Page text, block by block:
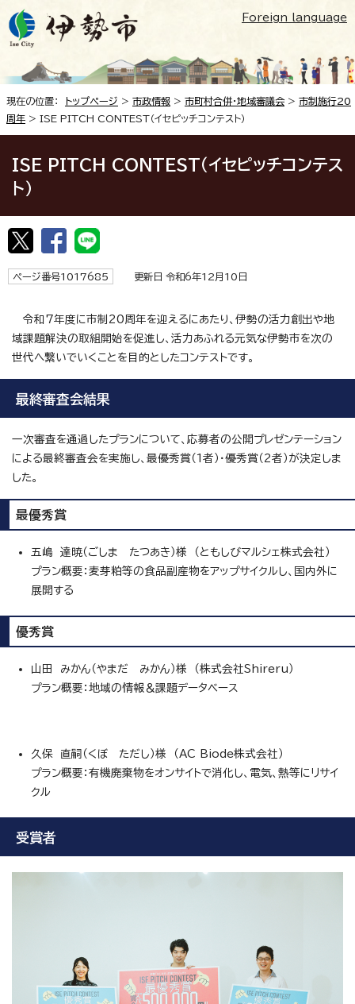
Foreign language
現在の位置： トップページ > 市政情報 > 市町村合併・地域審議会 > 市制施行20
周年 > ISE PITCH CONTEST（イセピッチコンテスト）
ISE PITCH CONTEST（イセピッチコンテス
ト）
ページ番号1017685 更新日 令和6年12月10日
令和7年度に市制20周年を迎えるにあたり、伊勢の活力創出や地
域課題解決の取組開始を促進し、活力あふれる元気な伊勢市を次の
世代へ繋いでいくことを目的としたコンテストです。
最終審査会結果
一次審査を通過したプランについて、応募者の公開プレゼンテーション
による最終審査会を実施し、最優秀賞（1者）・優秀賞（2者）が決定しま
した。
最優秀賞
五嶋 達暁（ごしま たつあき）様 （ともしびマルシェ株式会社）
プラン概要：麦芽粕等の食品副産物をアップサイクルし、国内外に
展開する
優秀賞
山田 みかん（やまだ みかん）様 （株式会社Shireru）
プラン概要：地域の情報＆課題データベース
久保 直嗣（くぼ ただし）様 （AC Biode株式会社）
プラン概要：有機廃棄物をオンサイトで消化し、電気、熱等にリサイ
クル
受賞者